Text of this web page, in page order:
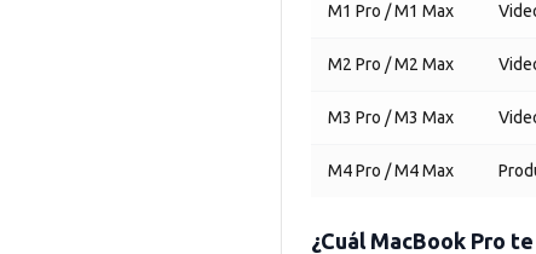
M1 Pro / M1 Max
M2 Pro / M2 Max
M3 Pro / M3 Max
M4 Pro / M4 Max
¿Cuál MacBook Pro